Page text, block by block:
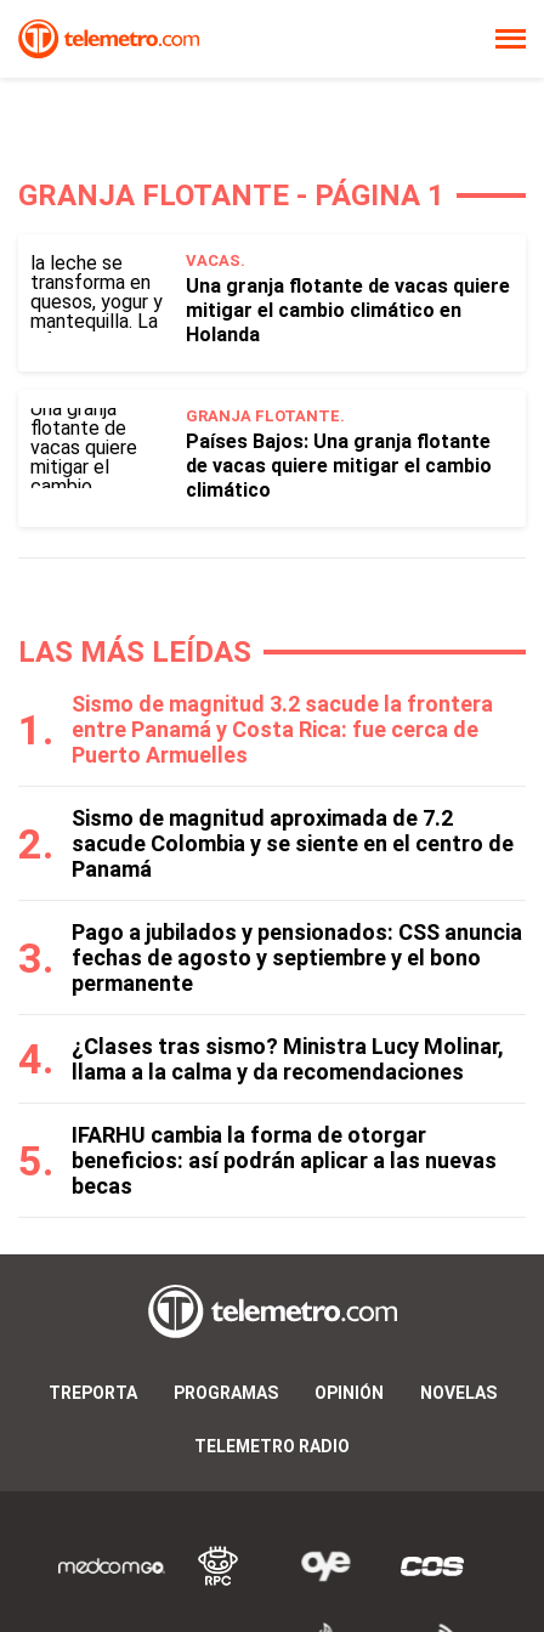
GRANJA FLOTANTE - PÁGINA 1
VACAS.
Una granja flotante de vacas quiere
mitigar el cambio climático en
Holanda
GRANJA FLOTANTE.
Países Bajos: Una granja flotante
de vacas quiere mitigar el cambio
climático
LAS MÁS LEÍDAS
Sismo de magnitud 3.2 sacude la frontera
entre Panamá y Costa Rica: fue cerca de
Puerto Armuelles
Sismo de magnitud aproximada de 7.2
sacude Colombia y se siente en el centro de
Panamá
Pago a jubilados y pensionados: CSS anuncia
fechas de agosto y septiembre y el bono
permanente
¿Clases tras sismo? Ministra Lucy Molinar,
llama a la calma y da recomendaciones
IFARHU cambia la forma de otorgar
beneficios: así podrán aplicar a las nuevas
becas
TREPORTA PROGRAMAS OPINIÓN NOVELAS
TELEMETRO RADIO